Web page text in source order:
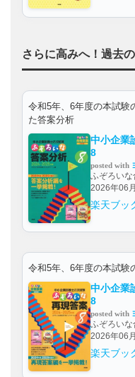
さらに高みへ！過去
令和5年、6年度の本試験
た答案分析
中小企業
8
posted with
ふぞろいな
2026年06
楽天ブッ
令和5年、6年度の本試験
中小企業
8
posted with
ふぞろいな
2026年06
楽天ブッ